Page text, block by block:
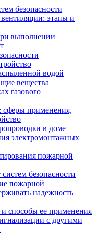
безопасности
этапы и
выполнении
водой
вещества
газового
применения,
в доме
электромонтажных
пожарной
безопасности
пожарной
надежность
способы ее применения
с другими